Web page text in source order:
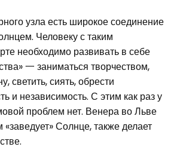
узла есть широкое соединение
Человеку с таким
необходимо развивать в себе
一 заниматься творчеством,
светить, сиять, обрести
и независимость. С этим как раз у
проблем нет. Венера во Льве
«заведует» Солнце, также делает